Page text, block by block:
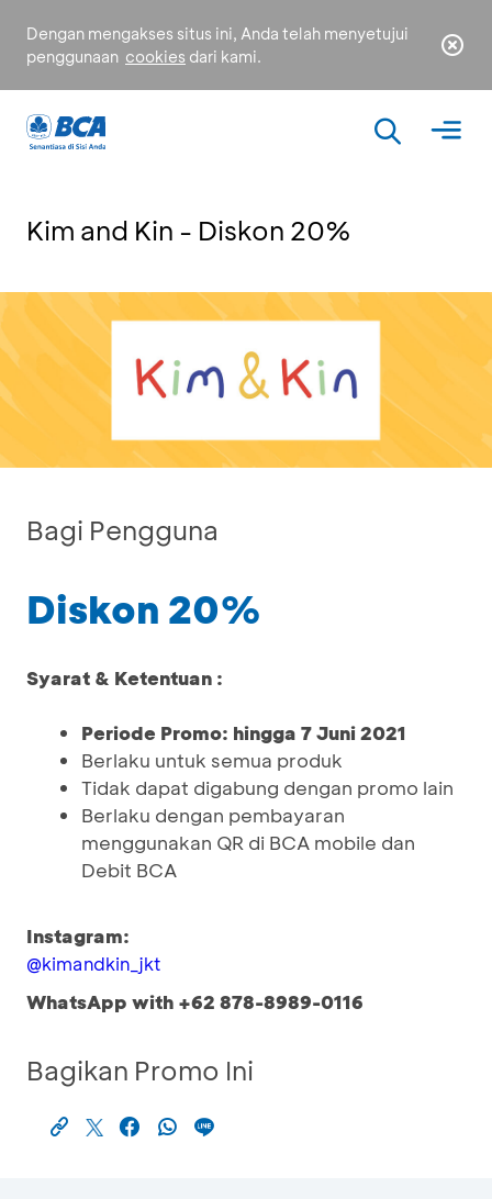
Dengan mengakses situs ini, Anda telah menyetujui
penggunaan cookies dari kami.
Kim and Kin - Diskon 20%
Bagi Pengguna
Diskon 20%
Syarat & Ketentuan :
Periode Promo: hingga 7 Juni 2021
Berlaku untuk semua produk
Tidak dapat digabung dengan promo lain
Berlaku dengan pembayaran
menggunakan QR di BCA mobile dan
Debit BCA
Instagram:
@kimandkin_jkt
WhatsApp with +62 878-8989-0116
Bagikan Promo Ini